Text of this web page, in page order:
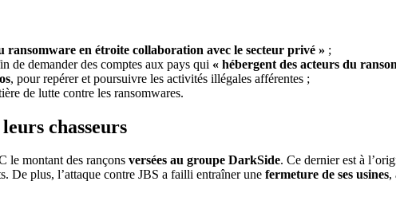
ransomware en étroite collaboration avec le secteur privé » ;
de demander des comptes aux pays qui « hébergent des acteurs du
, pour repérer et poursuivre les activités illégales afférentes ;
de lutte contre les ransomwares.
chasseurs
le montant des rançons versées au groupe DarkSide. Ce dernier est à
De plus, l’attaque contre JBS a failli entraîner une fermeture de ses usines,